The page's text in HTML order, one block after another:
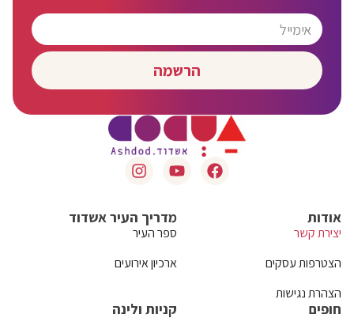
הרשמה
אודות
יצירת קשר
הצטרפות עסקים
הצהרת נגישות
מדריך העיר אשדוד
ספר העיר
ארכיון אירועים
חופים קניות ולינה